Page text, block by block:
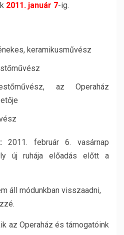
2011. január 7-ig.
keramikusművész
az Operaház
2011. február 6. vasárnap
új ruhája előadás előtt a
áll módunkban visszaadni,
az Operaház és támogatóink